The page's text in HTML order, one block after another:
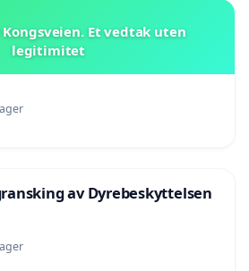
Et vedtak uten
legitimitet
av Dyrebeskyttelsen